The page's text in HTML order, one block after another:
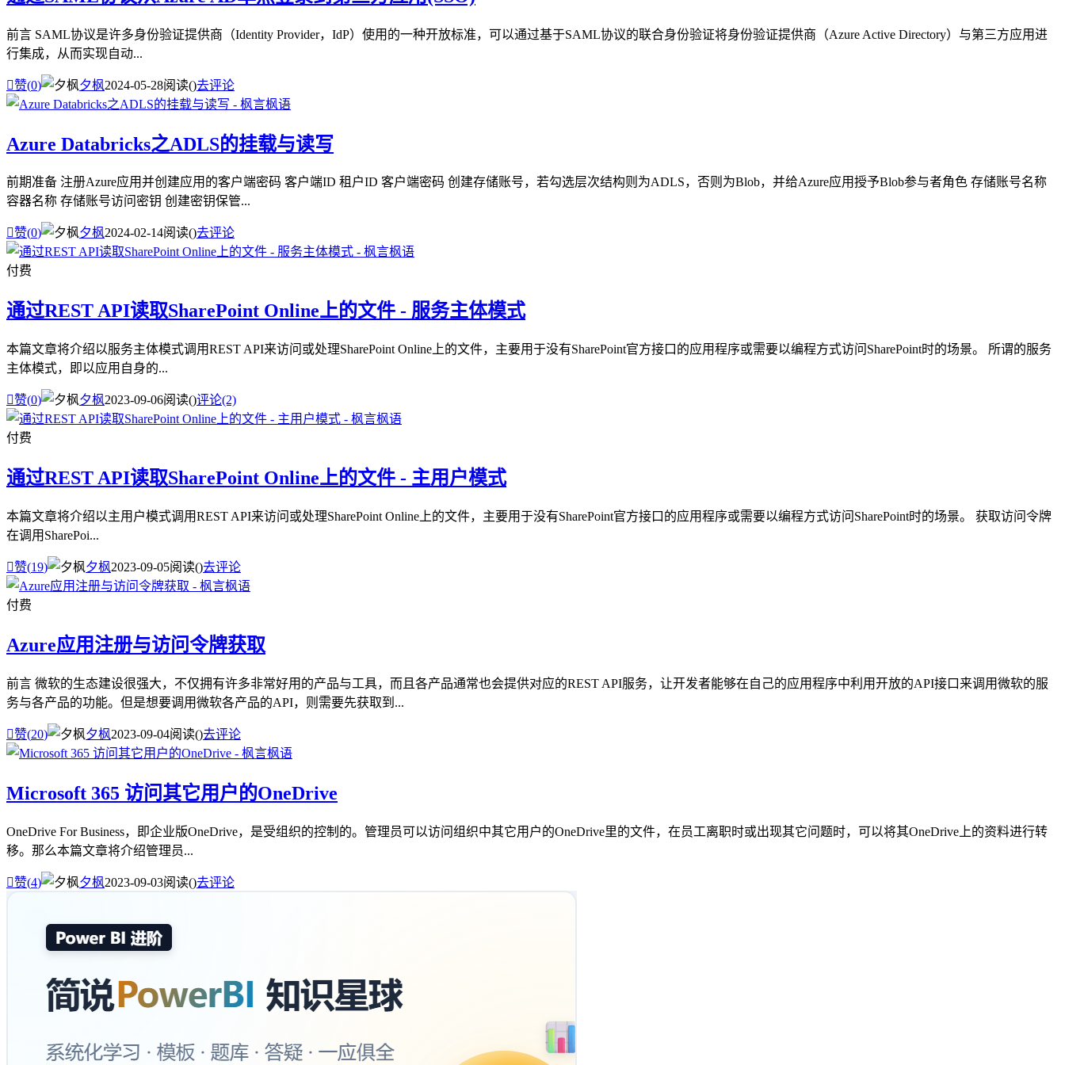
前言 SAML协议是许多身份验证提供商（Identity Provider，IdP）使用的一种开放标准，可以通过基于SAML协议的联合身份验证将身份验证提供商（Azure Active Directory）与第三方应用进
行集成，从而实现自动...
赞(0) 夕枫2024-05-28阅读()去评论
Azure Databricks之ADLS的挂载与读写
前期准备 注册Azure应用并创建应用的客户端密码 客户端ID 租户ID 客户端密码 创建存储账号，若勾选层次结构则为ADLS，否则为Blob，并给Azure应用授予Blob参与者角色 存储账号名称
容器名称 存储账号访问密钥 创建密钥保管...
赞(0) 夕枫2024-02-14阅读()去评论
付费
通过REST API读取SharePoint Online上的文件 - 服务主体模式
本篇文章将介绍以服务主体模式调用REST API来访问或处理SharePoint Online上的文件，主要用于没有SharePoint官方接口的应用程序或需要以编程方式访问SharePoint时的场景。 所谓的服务
主体模式，即以应用自身的...
赞(0) 夕枫2023-09-06阅读()评论(2)
付费
通过REST API读取SharePoint Online上的文件 - 主用户模式
本篇文章将介绍以主用户模式调用REST API来访问或处理SharePoint Online上的文件，主要用于没有SharePoint官方接口的应用程序或需要以编程方式访问SharePoint时的场景。 获取访问令牌
在调用SharePoi...
赞(19) 夕枫2023-09-05阅读()去评论
付费
Azure应用注册与访问令牌获取
前言 微软的生态建设很强大，不仅拥有许多非常好用的产品与工具，而且各产品通常也会提供对应的REST API服务，让开发者能够在自己的应用程序中利用开放的API接口来调用微软的服
务与各产品的功能。但是想要调用微软各产品的API，则需要先获取到...
赞(20) 夕枫2023-09-04阅读()去评论
Microsoft 365 访问其它用户的OneDrive
OneDrive For Business，即企业版OneDrive，是受组织的控制的。管理员可以访问组织中其它用户的OneDrive里的文件，在员工离职时或出现其它问题时，可以将其OneDrive上的资料进行转
移。那么本篇文章将介绍管理员...
赞(4) 夕枫2023-09-03阅读()去评论